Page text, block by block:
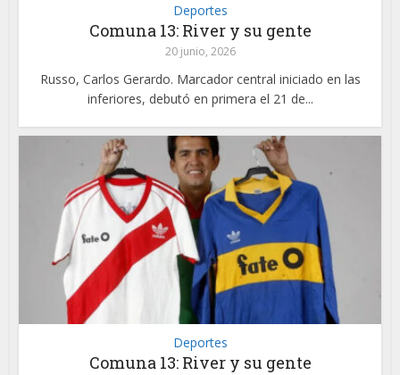
Deportes
Comuna 13: River y su gente
20 junio, 2026
Russo, Carlos Gerardo. Marcador central iniciado en las
inferiores, debutó en primera el 21 de...
Deportes
Comuna 13: River y su gente